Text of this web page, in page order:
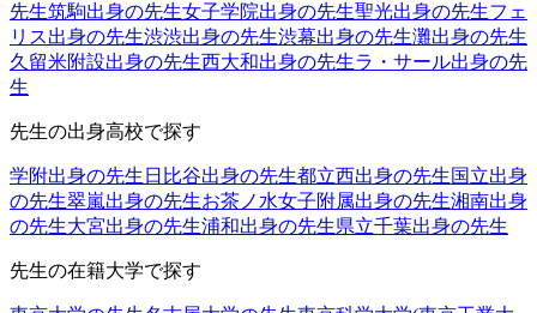
先生筑駒出身の先生女子学院出身の先生聖光出身の先生フェ
リス出身の先生渋渋出身の先生渋幕出身の先生灘出身の先生
久留米附設出身の先生西大和出身の先生ラ・サール出身の先
生
先生の出身高校で探す
学附出身の先生 日比谷出身の先生都立西出身の先生国立出身
の先生翠嵐出身の先生お茶ノ水女子附属出身の先生湘南出身
の先生大宮出身の先生浦和出身の先生県立千葉出身の先生
先生の在籍大学で探す